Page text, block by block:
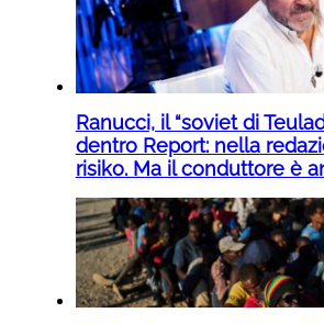
Ranucci, il “soviet di
dentro Report: nella
risiko. Ma il conduttore è